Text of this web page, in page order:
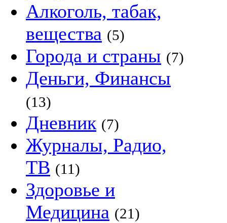
Алкоголь, табак,
вещества (5)
Города и страны (7)
Деньги, Финансы
(13)
Дневник (7)
Журналы, Радио,
ТВ (11)
Здоровье и
Медицина (21)